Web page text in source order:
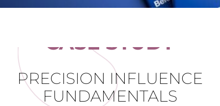
CASE STUDY
PRECISION INFLUENCE
FUNDAMENTALS